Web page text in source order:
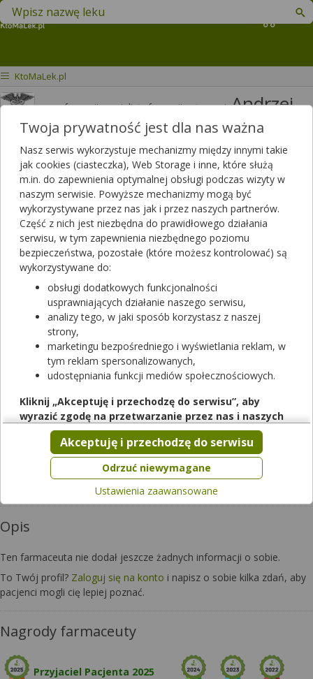
Koszyk
Znajdź lek w swojej okolicy
KtoMaLek.pl
mgr farmacji specjalista farmacji aptecznejAndrzej
Jakimiuk
Odpowiedzi
3820
Polubień
3426
Polecanych artykułów
114 Lista artykułów
APTEKA RODZINNA, Opole Lubelskie
Opole Lubelskie, LUBELSKA 13
Wyświetl numer
Zamknięta, zapraszamy w poniedziałek
(07:00 - 20:00)
Czy chcesz wysłać pytanie do apteki,
w której pracuje ten farmaceuta?
Zapytaj teraz
Opis
Ten farmaceuta nie dodał jeszcze żadnych informacji o sobie.
To Twój profil? Zaloguj się na konto i napisz o sobie kilka zdań, aby
pacjenci mogli cię lepiej poznać.
Nagrody farmaceuty
Przyjaciel Pacjenta 2025
Twoja prywatność jest dla nas ważna
Nasz serwis wykorzystuje mechanizmy między innymi takie
jak cookies (ciasteczka), Web Storage i inne, które służą
m.in. do zapewnienia optymalnej obsługi podczas wizyty w
naszym serwisie. Powyższe mechanizmy mogą być
wykorzystywane przez nas jak i przez naszych partnerów.
Część z nich jest niezbędna do prawidłowego działania
serwisu, w tym zapewnienia niezbędnego poziomu
bezpieczeństwa, pozostałe (które możesz kontrolować) są
wykorzystywane do:
obsługi dodatkowych funkcjonalności
usprawniających działanie naszego serwisu,
analizy tego, w jaki sposób korzystasz z naszej
strony,
marketingu bezpośredniego i wyświetlania reklam, w
tym reklam spersonalizowanych,
udostępniania funkcji mediów społecznościowych.
Kliknij „Akceptuję i przechodzę do serwisu”, aby
wyrazić zgodę na przetwarzanie przez nas i naszych
partnerów Twoich danych w powyższych celach.
Pamiętaj, że wyrażenie zgody jest dobrowolne, a wyrażoną
zgodę możesz w każdej chwili cofnąć, możesz też wycofać
zgodę na przetwarzanie Twoich danych tylko w niektórych
celach. Jeżeli chcesz dowiedzieć się więcej lub chcesz
dokonać za pomocą „Ustawień zaawansowanych”.
zewnętrznych w naszym serwisie znajdziesz wRegulaminie
Serwisu.
Odrzuć niewymagane
Akceptuję i przechodzę do serwisu
Ustawienia zaawansowane